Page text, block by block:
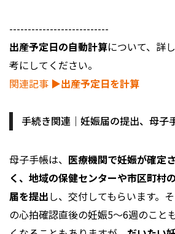
---------------------------
出産予定日の自動計算について、詳
考にしてください。
関連記事 ▶︎出産予定日を計算
手続き関連｜妊娠届の提出、母子
母子手帳は、 医療機関で妊娠が確定
く、地域の保健センターや市区町村
届を提出し、交付してもらいます。
の心拍確認直後の妊娠5～6週のこと